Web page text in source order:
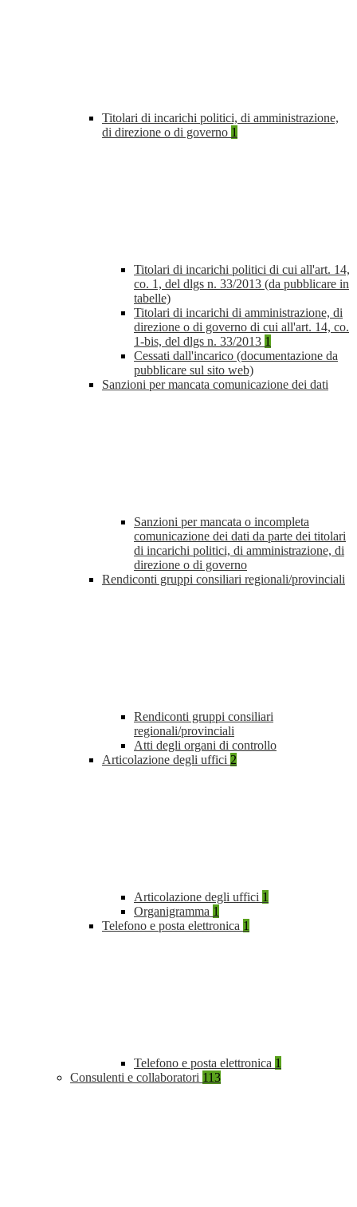
Titolari di incarichi politici, di amministrazione,
di direzione o di governo 1
Titolari di incarichi politici di cui all'art. 14,
co. 1, del dlgs n. 33/2013 (da pubblicare in
tabelle)
Titolari di incarichi di amministrazione, di
direzione o di governo di cui all'art. 14, co.
1-bis, del dlgs n. 33/2013 1
Cessati dall'incarico (documentazione da
pubblicare sul sito web)
Sanzioni per mancata comunicazione dei dati
Sanzioni per mancata o incompleta
comunicazione dei dati da parte dei titolari
di incarichi politici, di amministrazione, di
direzione o di governo
Rendiconti gruppi consiliari regionali/provinciali
Rendiconti gruppi consiliari
regionali/provinciali
Atti degli organi di controllo
Articolazione degli uffici 2
Articolazione degli uffici 1
Organigramma 1
Telefono e posta elettronica 1
Telefono e posta elettronica 1
Consulenti e collaboratori 113